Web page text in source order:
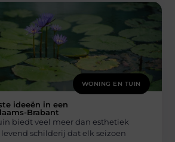
WONING EN TUIN
ideeën in een
Brabant
biedt veel meer dan esthetiek
schilderij dat elk seizoen